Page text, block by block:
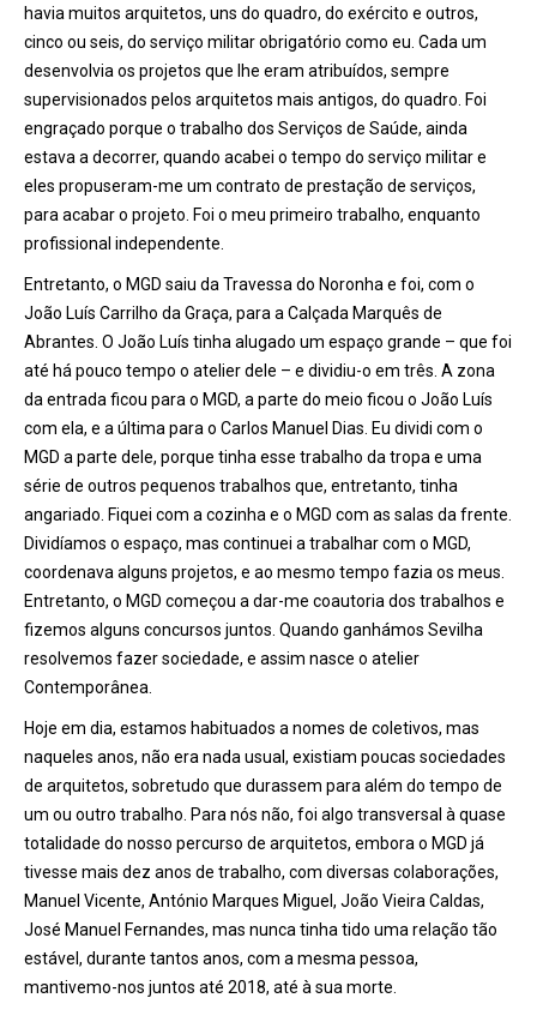
havia muitos arquitetos, uns do quadro, do exército e outros,
cinco ou seis, do serviço militar obrigatório como eu. Cada um
desenvolvia os projetos que lhe eram atribuídos, sempre
supervisionados pelos arquitetos mais antigos, do quadro. Foi
engraçado porque o trabalho dos Serviços de Saúde, ainda
estava a decorrer, quando acabei o tempo do serviço militar e
eles propuseram-me um contrato de prestação de serviços,
para acabar o projeto. Foi o meu primeiro trabalho, enquanto
profissional independente.
Entretanto, o MGD saiu da Travessa do Noronha e foi, com o
João Luís Carrilho da Graça, para a Calçada Marquês de
Abrantes. O João Luís tinha alugado um espaço grande – que foi
até há pouco tempo o atelier dele – e dividiu-o em três. A zona
da entrada ficou para o MGD, a parte do meio ficou o João Luís
com ela, e a última para o Carlos Manuel Dias. Eu dividi com o
MGD a parte dele, porque tinha esse trabalho da tropa e uma
série de outros pequenos trabalhos que, entretanto, tinha
angariado. Fiquei com a cozinha e o MGD com as salas da frente.
Dividíamos o espaço, mas continuei a trabalhar com o MGD,
coordenava alguns projetos, e ao mesmo tempo fazia os meus.
Entretanto, o MGD começou a dar-me coautoria dos trabalhos e
fizemos alguns concursos juntos. Quando ganhámos Sevilha
resolvemos fazer sociedade, e assim nasce o atelier
Contemporânea.
Hoje em dia, estamos habituados a nomes de coletivos, mas
naqueles anos, não era nada usual, existiam poucas sociedades
de arquitetos, sobretudo que durassem para além do tempo de
um ou outro trabalho. Para nós não, foi algo transversal à quase
totalidade do nosso percurso de arquitetos, embora o MGD já
tivesse mais dez anos de trabalho, com diversas colaborações,
Manuel Vicente, António Marques Miguel, João Vieira Caldas,
José Manuel Fernandes, mas nunca tinha tido uma relação tão
estável, durante tantos anos, com a mesma pessoa,
mantivemo-nos juntos até 2018, até à sua morte.